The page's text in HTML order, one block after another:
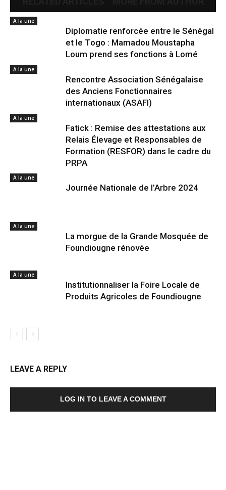
A la une
Diplomatie renforcée entre le Sénégal
et le Togo : Mamadou Moustapha
Loum prend ses fonctions à Lomé
A la une
Rencontre Association Sénégalaise
des Anciens Fonctionnaires
internationaux (ASAFI)
A la une
Fatick : Remise des attestations aux
Relais Élevage et Responsables de
Formation (RESFOR) dans le cadre du
PRPA
A la une
Journée Nationale de l’Arbre 2024
A la une
La morgue de la Grande Mosquée de
Foundiougne rénovée
A la une
Institutionnaliser la Foire Locale de
Produits Agricoles de Foundiougne
LEAVE A REPLY
LOG IN TO LEAVE A COMMENT